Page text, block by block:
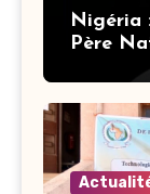
Nigéria
Père
après